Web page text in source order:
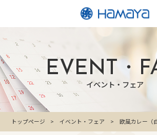
EVENT・
イベント・フェア
トップページ イベント・フェア 欧風カレー（